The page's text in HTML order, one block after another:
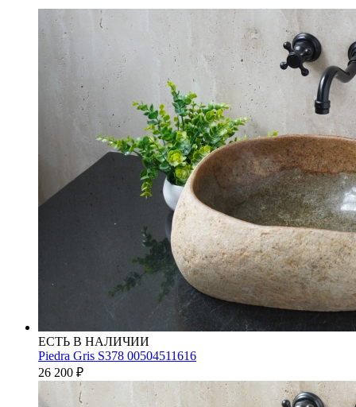
ЕСТЬ В НАЛИЧИИ
Piedra Gris S378 00504511616
26 200 ₽